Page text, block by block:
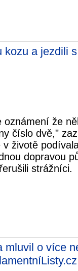
kozu a jezdili
oznámení že
číslo dvě,"
v životě
dopravou
strážníci.
mluvil o více